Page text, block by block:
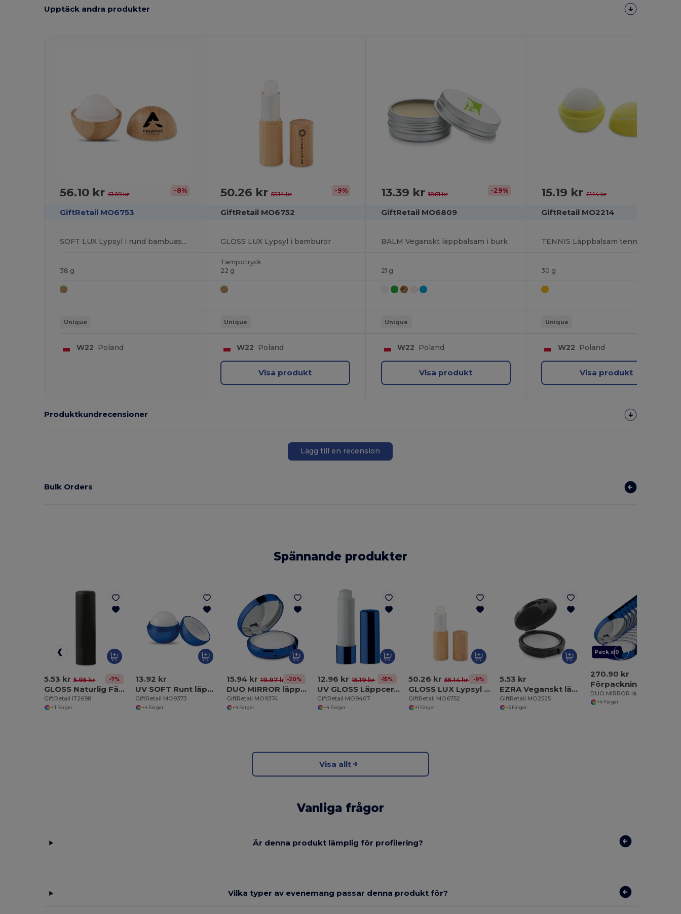
Upptäck andra produkter
56.10 kr61.09 kr -8%
GiftRetail MO6753
SOFT LUX Lypsyl i rund bambuaskrin
38 g
Unique
W22 Poland
50.26 kr 55.14 kr -9%
GiftRetail MO6752
GLOSS LUX Lypsyl i bamburör
Tampotryck
22 g
Unique
W22 Poland
Visa produkt
13.39 kr18.81 kr -29%
GiftRetail MO6809
BALM Veganskt läppbalsam i burk
21 g
Unique
W22 Poland
Visa produkt
15.19 kr21.14 kr
GiftRetail MO2214
TENNIS Läppbalsam tennisboll
30 g
Unique
W22 Poland
Visa produkt
Produktkundrecensioner
Lägg till en recension
Bulk Orders
Spännande produkter
5.53 kr 5.95 kr -7%
GLOSS Naturlig Färgad Läppbalsam med SPF10 Skydd
GiftRetail IT2698
+11 Färger
13.92 kr
UV SOFT Runt läpp cerat med UV skydd
GiftRetail MO9373
+4 Färger
15.94 kr 19.97 kr -20%
DUO MIRROR läppcerat med spegel
GiftRetail MO9374
+4 Färger
12.96 kr 15.19 kr -15%
UV GLOSS Läppcerat/balsam med UV skydd
GiftRetail MO9407
+4 Färger
50.26 kr 55.14 kr -9%
GLOSS LUX Lypsyl i bamburör
GiftRetail MO6752
+1 Färger
5.53 kr
EZRA Veganskt läppbalsam
GiftRetail MO2525
+3 Färger
Pack x10
270.90 kr
+4 Färger
Visa allt
Vanliga frågor
Är denna produkt lämplig för profilering?
Vilka typer av evenemang passar denna produkt för?